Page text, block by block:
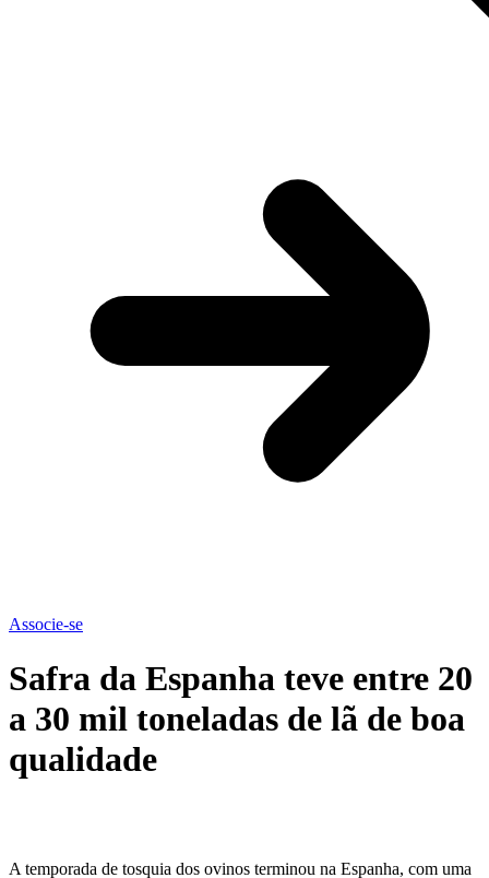
Associe-se
Safra da Espanha teve entre 20
a 30 mil toneladas de lã de boa
qualidade
A temporada de tosquia dos ovinos terminou na Espanha, com uma